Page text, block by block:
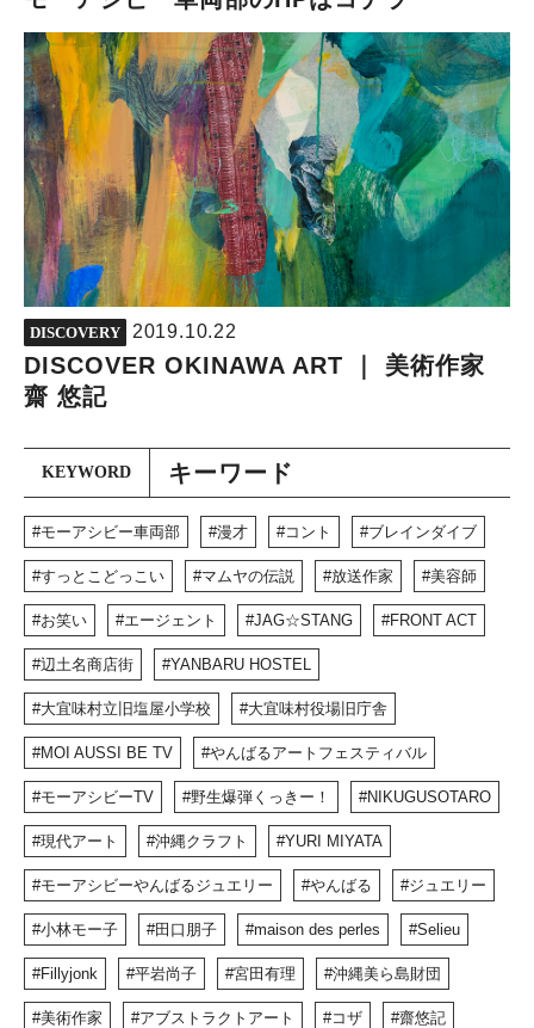
DISCOVERY 2019.10.22
DISCOVER OKINAWA ART ｜ 美術作家
齋 悠記
キーワード
KEYWORD
モーアシビー車両部 漫才 コント ブレインダイブ
すっとこどっこい マムヤの伝説 放送作家 美容師
お笑い エージェント JAG☆STANG FRONT ACT
辺土名商店街 YANBARU HOSTEL
大宜味村立旧塩屋小学校 大宜味村役場旧庁舎
MOI AUSSI BE TV やんばるアートフェスティバル
モーアシビーTV 野生爆弾くっきー！ NIKUGUSOTARO
現代アート 沖縄クラフト YURI MIYATA
モーアシビーやんばるジュエリー やんばる ジュエリー
小林モー子 田口朋子 maison des perles Selieu
Fillyjonk 平岩尚子 宮田有理 沖縄美ら島財団
美術作家 アブストラクトアート コザ 齋悠記